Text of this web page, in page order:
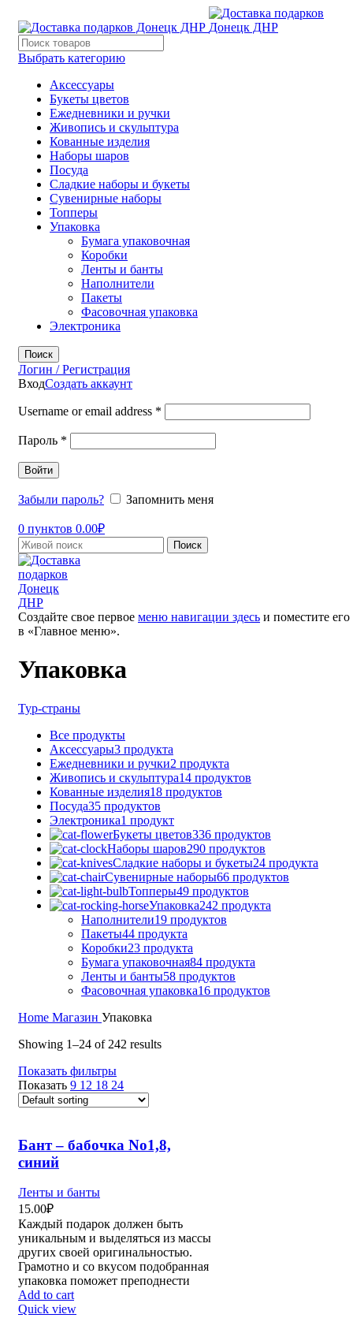
Выбрать категорию
Аксессуары
Букеты цветов
Ежедневники и ручки
Живопись и скульптура
Кованные изделия
Наборы шаров
Посуда
Сладкие наборы и букеты
Сувенирные наборы
Топперы
Упаковка
Бумага упаковочная
Коробки
Ленты и банты
Наполнители
Пакеты
Фасовочная упаковка
Электроника
Поиск
Логин / Регистрация
ВходСоздать аккаунт
Username or email address *
Пароль *
Войти
Забыли пароль? Запомнить меня
0 пунктов 0.00₽
Поиск
Создайте свое первое меню навигации здесь и поместите его
в «Главное меню».
Упаковка
Тур-страны
Все продукты
Аксессуары3 продукта
Ежедневники и ручки2 продукта
Живопись и скульптура14 продуктов
Кованные изделия18 продуктов
Посуда35 продуктов
Электроника1 продукт
Букеты цветов336 продуктов
Наборы шаров290 продуктов
Сладкие наборы и букеты24 продукта
Сувенирные наборы66 продуктов
Топперы49 продуктов
Упаковка242 продукта
Наполнители19 продуктов
Пакеты44 продукта
Коробки23 продукта
Бумага упаковочная84 продукта
Ленты и банты58 продуктов
Фасовочная упаковка16 продуктов
Home Магазин Упаковка
Showing 1–24 of 242 results
Показать фильтры
Показать 9 12 18 24
Бант – бабочка No1,8,
синий
Ленты и банты
15.00₽
Каждый подарок должен быть
уникальным и выделяться из массы
других своей оригинальностью.
Грамотно и со вкусом подобранная
упаковка поможет преподнести
Add to cart
Quick view